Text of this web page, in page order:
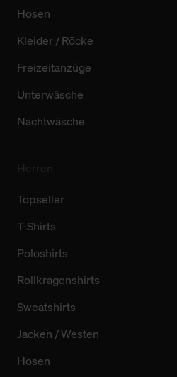
Hosen
Kleider / Röcke
Freizeitanzüge
Unterwäsche
Nachtwäsche
Topseller
T-Shirts
Poloshirts
Rollkragenshirts
Sweatshirts
Jacken / Westen
Hosen